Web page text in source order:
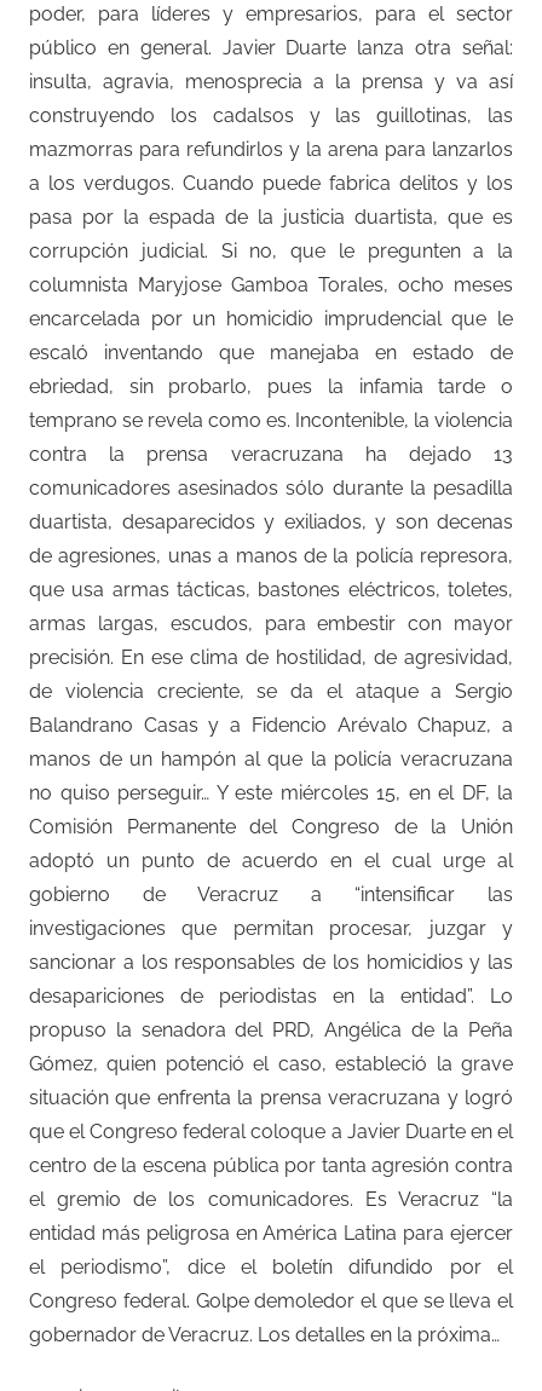
poder, para líderes y empresarios, para el sector
público en general. Javier Duarte lanza otra señal:
insulta, agravia, menosprecia a la prensa y va así
construyendo los cadalsos y las guillotinas, las
mazmorras para refundirlos y la arena para lanzarlos
a los verdugos. Cuando puede fabrica delitos y los
pasa por la espada de la justicia duartista, que es
corrupción judicial. Si no, que le pregunten a la
columnista Maryjose Gamboa Torales, ocho meses
encarcelada por un homicidio imprudencial que le
escaló inventando que manejaba en estado de
ebriedad, sin probarlo, pues la infamia tarde o
temprano se revela como es. Incontenible, la violencia
contra la prensa veracruzana ha dejado 13
comunicadores asesinados sólo durante la pesadilla
duartista, desaparecidos y exiliados, y son decenas
de agresiones, unas a manos de la policía represora,
que usa armas tácticas, bastones eléctricos, toletes,
armas largas, escudos, para embestir con mayor
precisión. En ese clima de hostilidad, de agresividad,
de violencia creciente, se da el ataque a Sergio
Balandrano Casas y a Fidencio Arévalo Chapuz, a
manos de un hampón al que la policía veracruzana
no quiso perseguir… Y este miércoles 15, en el DF, la
Comisión Permanente del Congreso de la Unión
adoptó un punto de acuerdo en el cual urge al
gobierno de Veracruz a “intensificar las
investigaciones que permitan procesar, juzgar y
sancionar a los responsables de los homicidios y las
desapariciones de periodistas en la entidad”. Lo
propuso la senadora del PRD, Angélica de la Peña
Gómez, quien potenció el caso, estableció la grave
situación que enfrenta la prensa veracruzana y logró
que el Congreso federal coloque a Javier Duarte en el
centro de la escena pública por tanta agresión contra
el gremio de los comunicadores. Es Veracruz “la
entidad más peligrosa en América Latina para ejercer
el periodismo”, dice el boletín difundido por el
Congreso federal. Golpe demoledor el que se lleva el
gobernador de Veracruz. Los detalles en la próxima…